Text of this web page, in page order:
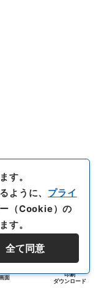
面
印刷
ダウンロード
す。
ように、 プライ
（Cookie）の
す。
全て同意